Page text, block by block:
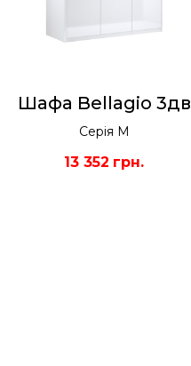
Шафа Bellagio 3дв
Серія М
13 352 грн.